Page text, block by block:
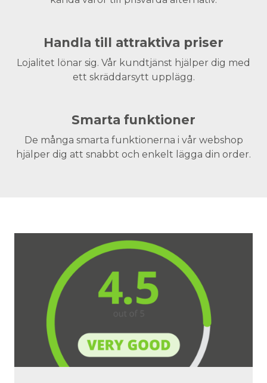
Handla till attraktiva priser
Lojalitet lönar sig. Vår kundtjänst hjälper dig med
ett skräddarsytt upplägg.
Smarta funktioner
De många smarta funktionerna i vår webshop
hjälper dig att snabbt och enkelt lägga din order.